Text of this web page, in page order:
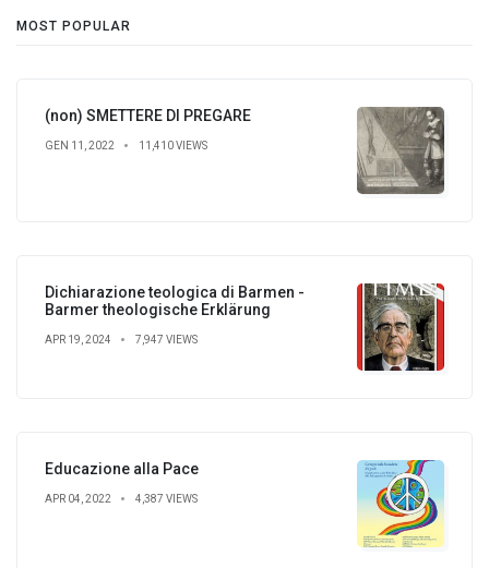
MOST POPULAR
(non) SMETTERE DI PREGARE
GEN 11, 2022 11,410 VIEWS
Dichiarazione teologica di Barmen -
Barmer theologische Erklärung
APR 19, 2024 7,947 VIEWS
Educazione alla Pace
APR 04, 2022 4,387 VIEWS